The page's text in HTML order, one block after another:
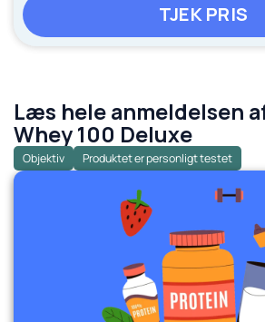
TJEK PRIS
Læs hele anmeldelsen
Whey 100 Deluxe
Objektiv Produktet er personligt testet